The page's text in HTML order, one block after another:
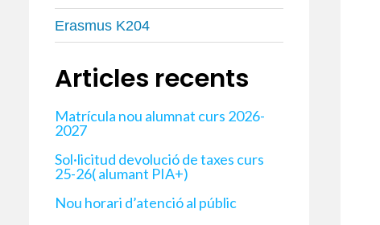
Erasmus K204
Articles recents
Matrícula nou alumnat curs 2026-
2027
Sol·licitud devolució de taxes curs
25-26( alumant PIA+)
Nou horari d’atenció al públic